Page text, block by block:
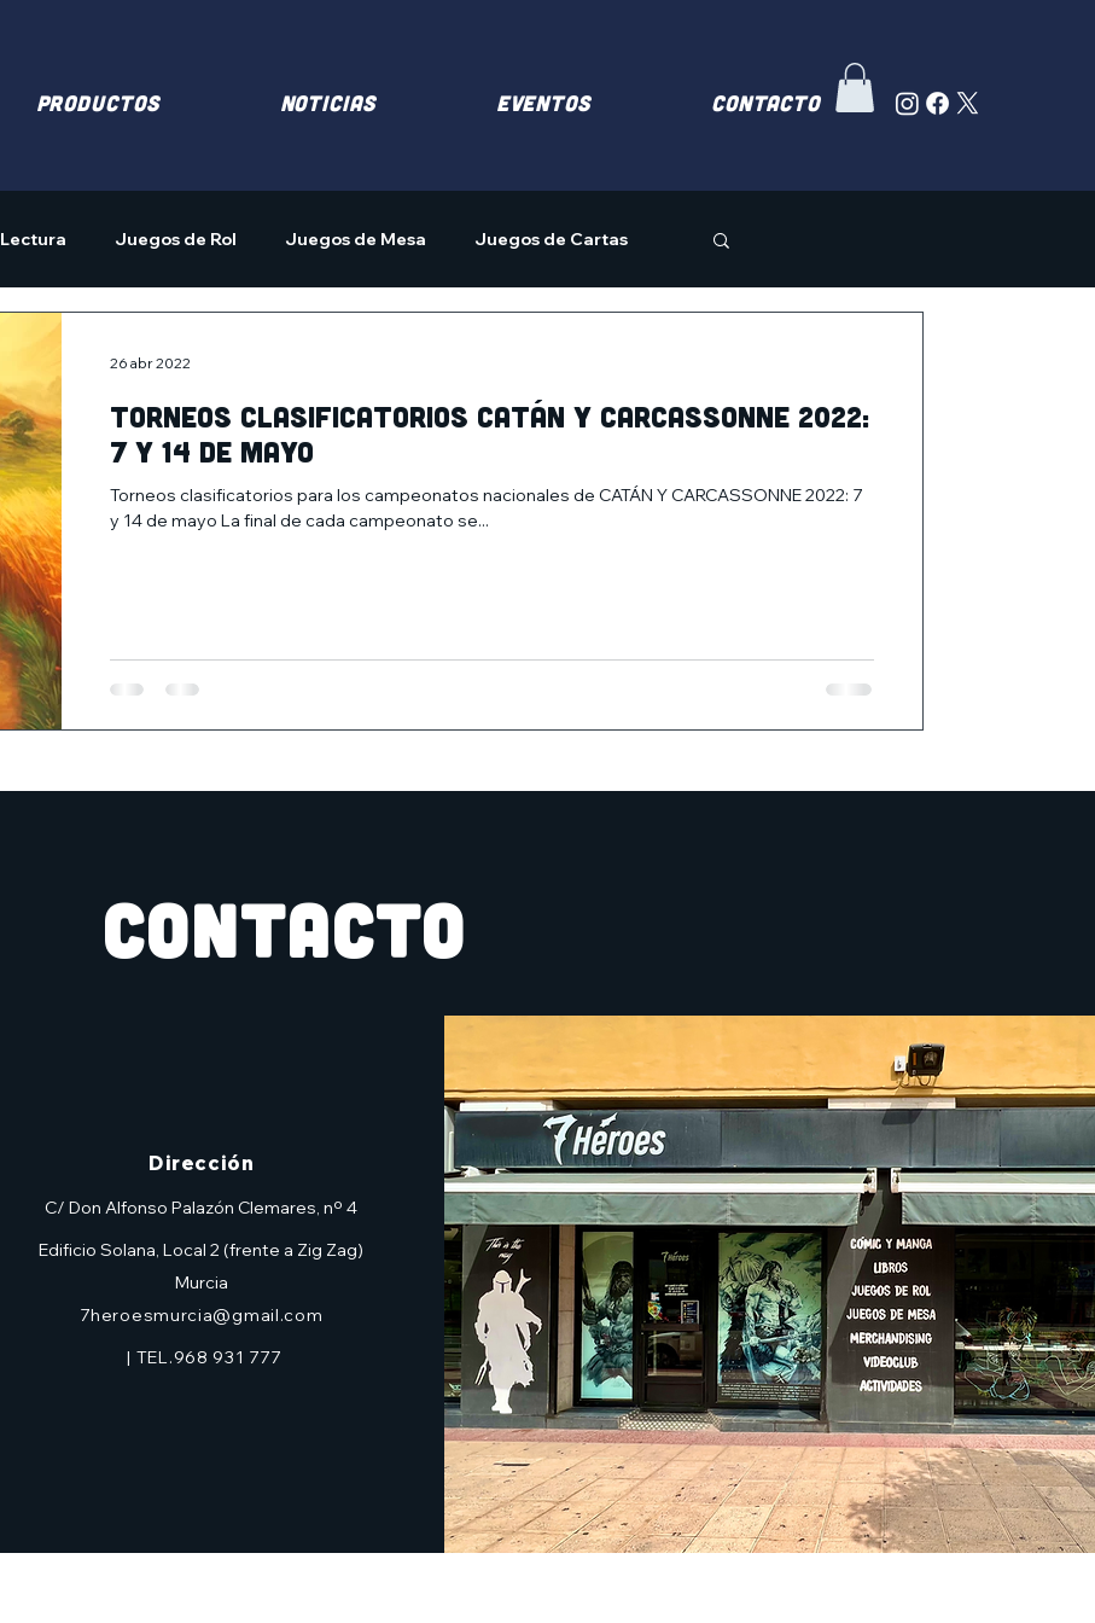
PRODUCTOS NOTICIAS EVENTOS Contacto
Lectura Juegos de Rol Juegos de Mesa Juegos de Cartas
Torneos clasificatorios Catán y Carcassonne 2022:
7 y 14 de mayo
Torneos clasificatorios para los campeonatos nacionales de CATÁN Y CARCASSONNE 2022: 7
y 14 de mayo La final de cada campeonato se...
26 abr 2022
CONTACTO
Dirección
C/ Don Alfonso Palazón Clemares, nº 4
Edificio Solana, Local 2 (frente a Zig Zag)
Murcia
7heroesmurcia@gmail.com
| TEL.968 931 777